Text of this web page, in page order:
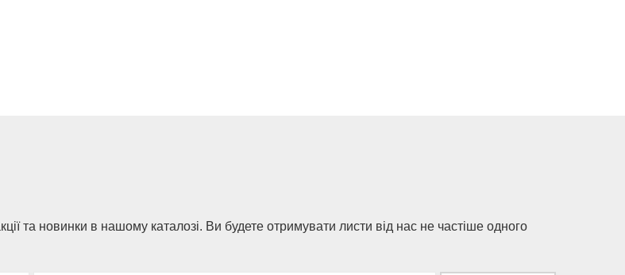
та новинки в нашому каталозі. Ви будете отримувати листи від нас не частіше одного